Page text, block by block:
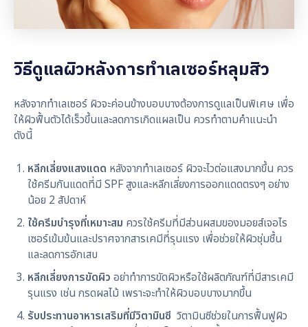
วิธีดูแลผิวหลังการทำเลเซอร์หลุมสิว
หลังจากทำเลเซอร์ ผิวจะค่อนข้างบอบบางต้องการดูแลเป็นพิเศษ เพื่อ
ให้ผิวฟื้นตัวได้เร็วขึ้นและลดการเกิดแผลเป็น ควรทำตามคำแนะนำ
ดังนี้
หลีกเลี่ยงแสงแดด หลังจากทำเลเซอร์ ผิวจะไวต่อแสงมากขึ้น ควร
ใช้ครีมกันแดดที่มี SPF สูงและหลีกเลี่ยงการออกแดดตรงๆ อย่าง
น้อย 2 สัปดาห์
ใช้ครีมบำรุงที่เหมาะสม ควรใช้ครีมที่มีส่วนผสมของมอยส์เจอไร
เซอร์เข้มข้นและปราศจากสารเคมีที่รุนแรง เพื่อช่วยให้ผิวชุ่มชื้น
และลดการอักเสบ
หลีกเลี่ยงการขัดผิว อย่าทำการขัดผิวหรือใช้ผลิตภัณฑ์ที่มีสารเคมี
รุนแรง เช่น กรดผลไม้ เพราะจะทำให้ผิวบอบบางมากขึ้น
รับประทานอาหารเสริมที่มีวิตามินซี วิตามินซีช่วยในการฟื้นฟูผิว